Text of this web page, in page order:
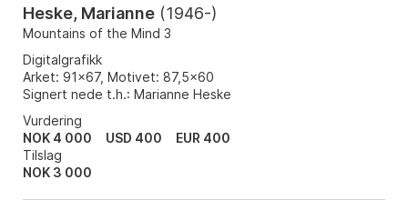
Heske, Marianne (1946-)
Mountains of the Mind 3
Digitalgrafikk
Arket: 91x67, Motivet: 87,5x60
Signert nede t.h.: Marianne Heske
Vurdering
NOK 4 000
USD 400
EUR 400
Tilslag
NOK 3 000